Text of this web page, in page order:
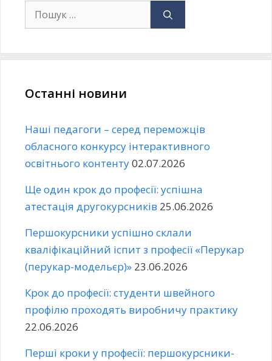
Останні новини
Наші педагоги – серед переможців
обласного конкурсу інтерактивного
освітнього контенту02.07.2026
Ще один крок до професії: успішна
атестація другокурсників 25.06.2026
Першокурсники успішно склали
кваліфікаційний іспит з професії «Перукар
(перукар-модельєр)» 23.06.2026
Крок до професії: студенти швейного
профілю проходять виробничу практику
22.06.2026
Перші кроки у професії: першокурсники-